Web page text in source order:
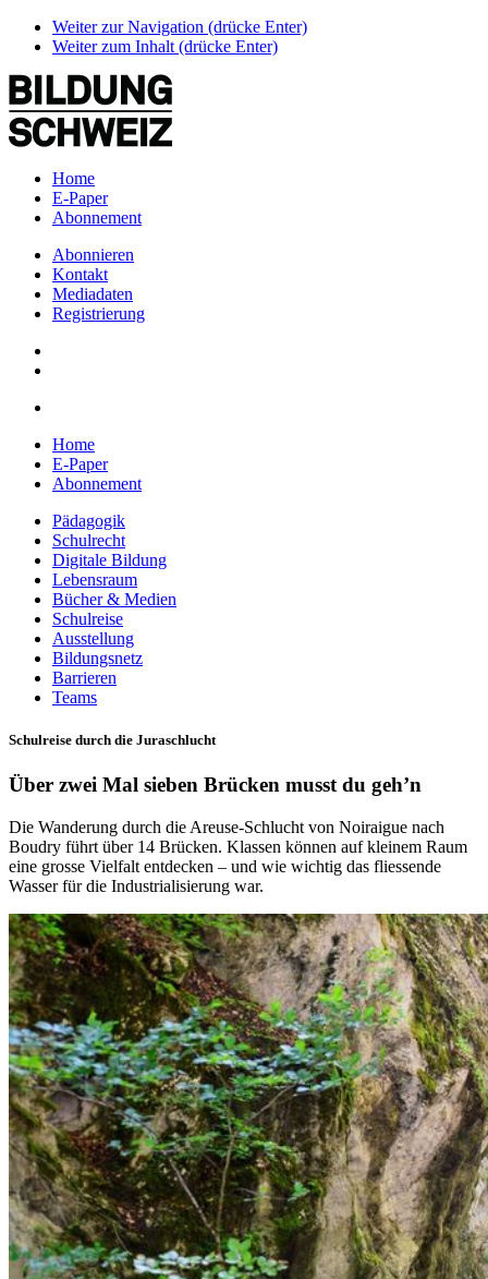
Weiter zur Navigation (drücke Enter)
Weiter zum Inhalt (drücke Enter)
Home
E-Paper
Abonnement
Abonnieren
Kontakt
Mediadaten
Registrierung
Home
E-Paper
Abonnement
Pädagogik
Schulrecht
Digitale Bildung
Lebensraum
Bücher & Medien
Schulreise
Ausstellung
Bildungsnetz
Barrieren
Teams
Schulreise durch die Juraschlucht
Über zwei Mal sieben Brücken musst du geh’n
Die Wanderung durch die Areuse-Schlucht von Noiraigue nach
Boudry führt über 14 Brücken. Klassen können auf kleinem Raum
eine grosse Vielfalt entdecken – und wie wichtig das fliessende
Wasser für die Industrialisierung war.